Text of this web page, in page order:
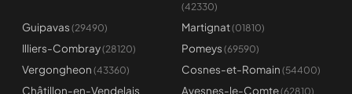
(42330)
Guipavas (29490) Martignat(01810)
Illiers-Combray(28120) Pomeys (69590)
Vergongheon (43360) Cosnes-et-Romain (54400)
Châtillon-en-Vendelais Avesnes-le-Comte(62810)